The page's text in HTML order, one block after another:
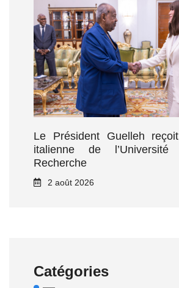
Le Président Guelleh
italienne de
Recherche
2 août 2026
Catégories